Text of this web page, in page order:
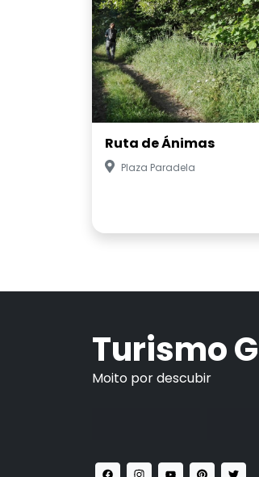
Ruta de Ánimas
Plaza Paradela
Turismo
Moito por descubir